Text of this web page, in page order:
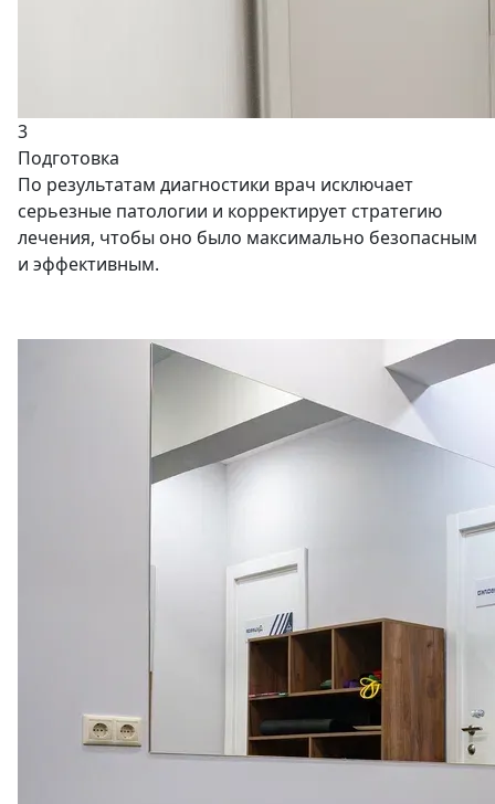
3
Подготовка
По результатам диагностики врач исключает
серьезные патологии и корректирует стратегию
лечения, чтобы оно было максимально безопасным
и эффективным.